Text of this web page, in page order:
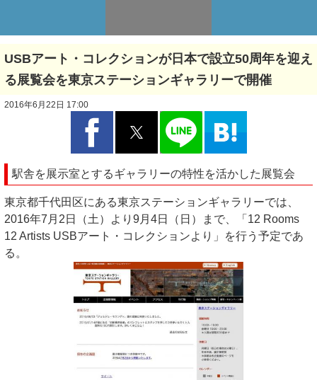
USBアート・コレクションが日本で設立50周年を迎え
る展覧会を東京ステーションギャラリーで開催
2016年6月22日 17:00
駅舎を展示室とするギャラリーの特性を活かした展覧会
東京都千代田区にある東京ステーションギャラリーでは、
2016年7月2日（土）より9月4日（日）まで、「12 Rooms
12 Artists USBアート・コレクションより」を行う予定であ
る。